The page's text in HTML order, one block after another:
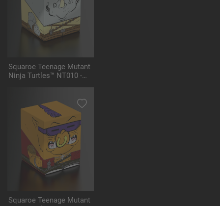
Squaroe Teenage Mutant
Ninja Turtles™ NT010 -
Squaroe Teenage Mutant